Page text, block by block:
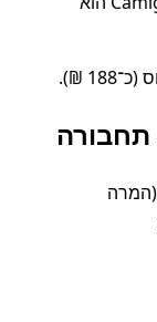
₪).
תחבורה
(המרה